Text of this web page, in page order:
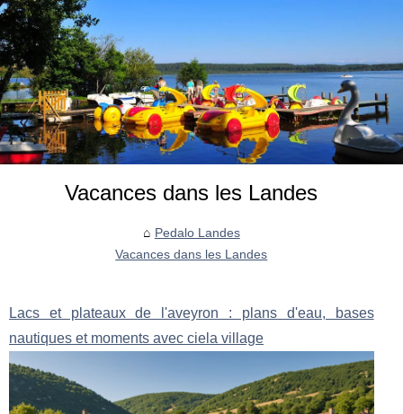
Vacances dans les Landes
Pedalo Landes
Vacances dans les Landes
Lacs et plateaux de l'aveyron : plans d'eau, bases
nautiques et moments avec ciela village